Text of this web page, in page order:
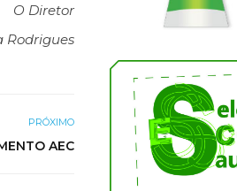
O Diretor
Rodrigues
PRÓXIMO
AEC